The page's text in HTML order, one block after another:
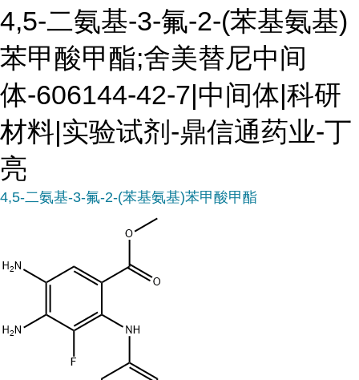
4,5-二氨基-3-氟-2-(苯基氨基)
苯甲酸甲酯;舍美替尼中间
体-606144-42-7|中间体|科研
材料|实验试剂-鼎信通药业-丁
亮
4,5-二氨基-3-氟-2-(苯基氨基)苯甲酸甲酯